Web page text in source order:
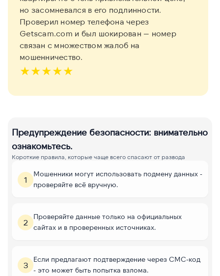
но засомневался в его подлинности.
Проверил номер телефона через
Getscam.com и был шокирован — номер
связан с множеством жалоб на
мошенничество.
★★★★★
Предупреждение безопасности: внимательно
ознакомьтесь.
Короткие правила, которые чаще всего спасают от развода
1
Мошенники могут использовать подмену данных -
проверяйте всё вручную.
2
Проверяйте данные только на официальных
сайтах и в проверенных источниках.
3
Если предлагают подтверждение через СМС-код
- это может быть попытка взлома.